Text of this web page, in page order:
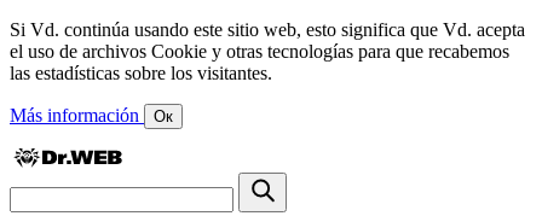
Si Vd. continúa usando este sitio web, esto significa que Vd. acepta
el uso de archivos Cookie y otras tecnologías para que recabemos
las estadísticas sobre los visitantes.
Más información Ок